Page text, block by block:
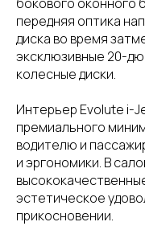
передняя оптика
диска во время
эксклюзивные 20-
колесные диски.
Интерьер Evolute i-
премиального
водителю и
и эргономики. В
эстетическое
прикосновении.